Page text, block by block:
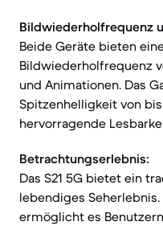
Bildwiederholfrequenz
Beide Geräte bieten
Bildwiederholfrequenz
und Animationen. Das
Spitzenhelligkeit von
hervorragende
Betrachtungserlebnis:
Das S21 5G bietet ein
lebendiges
ermöglicht es